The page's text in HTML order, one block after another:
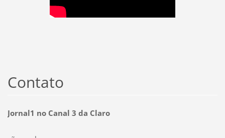
Contato
Jornal1 no Canal 3 da Claro